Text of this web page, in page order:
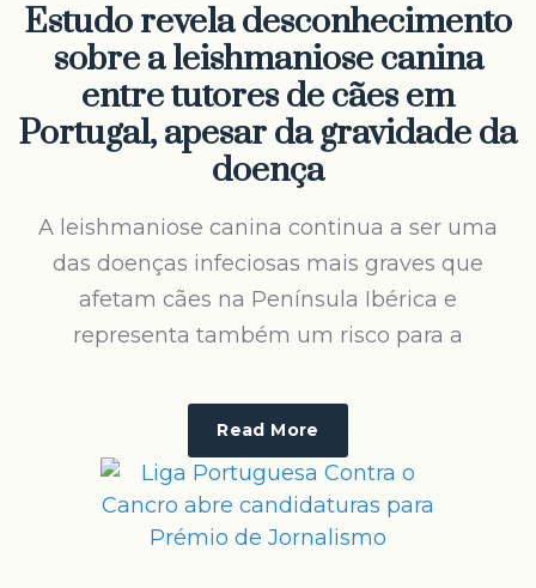
Estudo revela desconhecimento
sobre a leishmaniose canina
entre tutores de cães em
Portugal, apesar da gravidade da
doença
A leishmaniose canina continua a ser uma
das doenças infeciosas mais graves que
afetam cães na Península Ibérica e
representa também um risco para a
Read More